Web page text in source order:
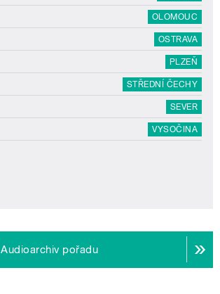
OLOMOUC
OSTRAVA
PLZEŇ
STŘEDNÍ ČECHY
SEVER
VYSOČINA
Audioarchiv pořadu